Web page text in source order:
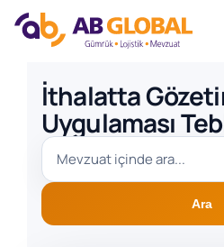
content
İthalatta
Uygulaması
Ara